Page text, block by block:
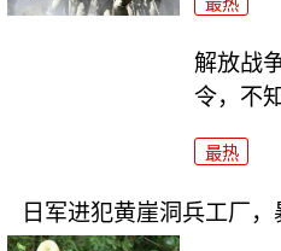
最热
解放战
令，不
最热
日军进犯黄崖洞兵工厂